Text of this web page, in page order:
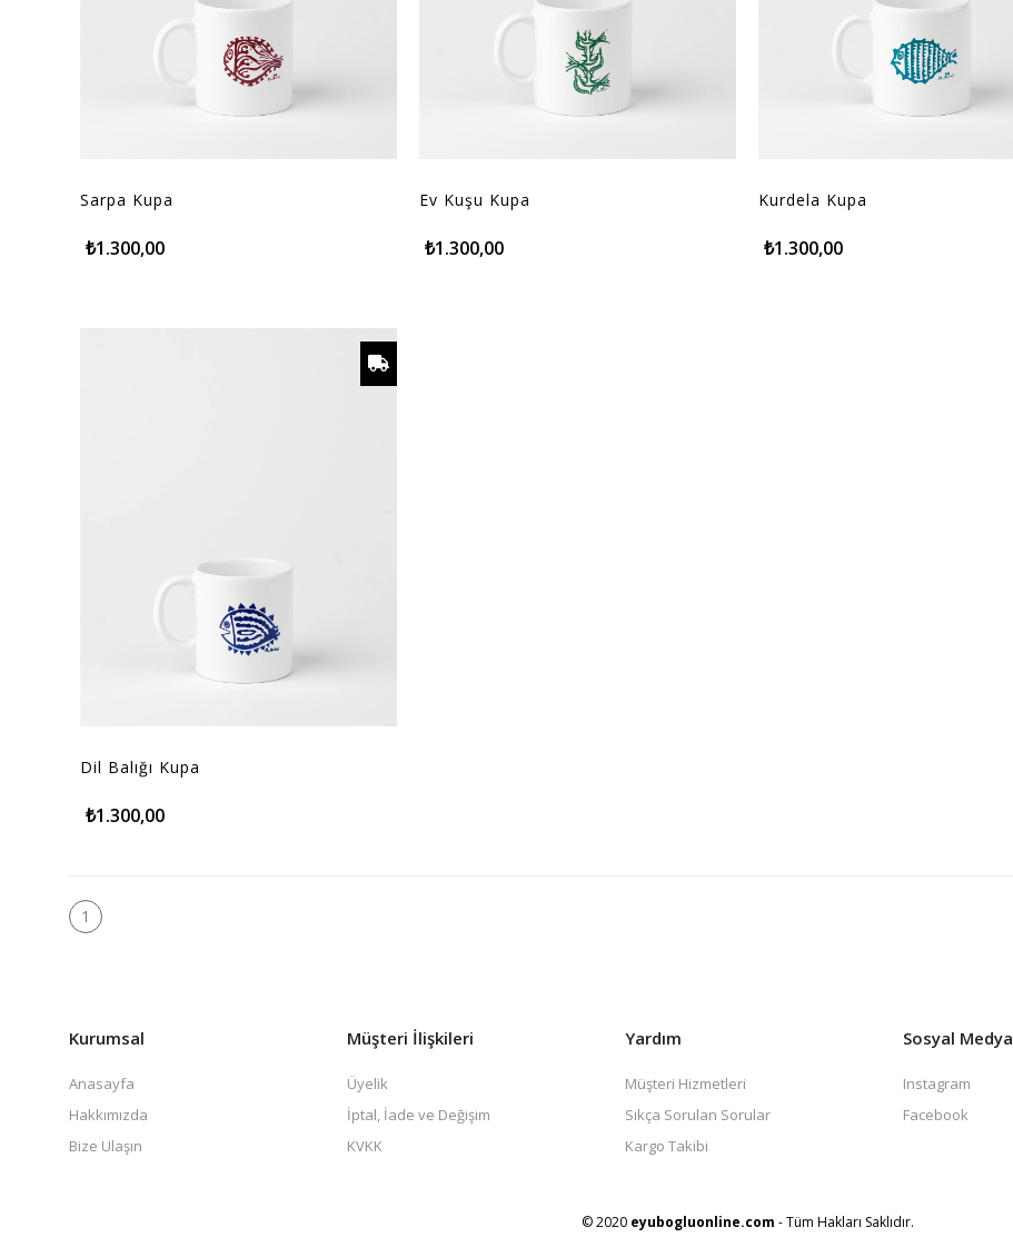
Sarpa Kupa
₺1.300,00
Ev Kuşu Kupa
₺1.300,00
Kurdela Kupa
₺1.300,00
Dil Balığı Kupa
₺1.300,00
1
Kurumsal
Anasayfa
Hakkımızda
Bize Ulaşın
Müşteri İlişkileri
Üyelik
İptal, İade ve Değişim
KVKK
Yardım
Müşteri Hizmetleri
Sıkça Sorulan Sorular
Kargo Takibi
Sosyal Medya
Instagram
Facebook
© 2020 eyubogluonline.com - Tüm Hakları Saklıdır.